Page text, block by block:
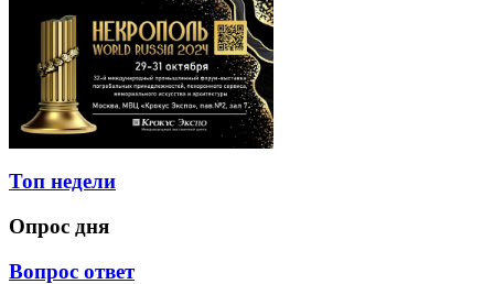
Топ недели
Опрос дня
Вопрос ответ